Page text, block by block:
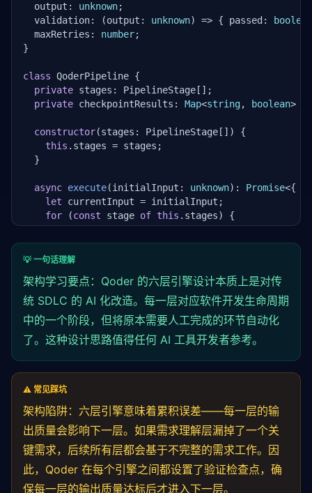
  output:
unknown;
  validation: (output:
unknown) => { passed:
boolean
  maxRetries:
number;
}
class QoderPipeline {
private stages: PipelineStage[];
private checkpointResults: Map<string, boolean> =
constructor(stages: PipelineStage[]) {
this .stages = stages;
  }
async execute(initialInput: unknown): Promise<{
let currentInput = initialInput;
for (const stage of this .stages) {
let attempt = 0;
let stageOutput: unknown;
let validation;
        stageOutput =
await this.runStage(stage,
        validation = stage.
validation(stageOutput);
if (!validation.passed && attempt <
console.warn(`Stage ${stage.name}
          attempt++;
if
      }
this.checkpointResults.set(stage.name, true
      currentInput = stageOutput;
    }
return { success: true, output: currentInput };
💡 一句话理解
架构学习要点：Qoder 的六层引擎设计本质上是对传
统 SDLC 的 AI 化改造。每一层对应软件开发生命周期
中的一个阶段，但将原本需要人工完成的环节自动化
了。这种设计思路值得任何 AI 工具开发者参考。
⚠️ 常见踩坑
架构陷阱：六层引擎意味着累积误差——每一层的输
出质量会影响下一层。如果需求理解层漏掉了一个关
键需求，后续所有层都会基于不完整的需求工作。因
此，Qoder 在每个引擎之间都设置了验证检查点，确
保每一层的输出质量达标后才进入下一层。